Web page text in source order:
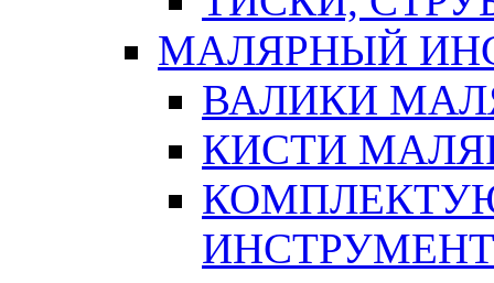
МАЛЯРНЫЙ
ВАЛИКИ
КИСТИ